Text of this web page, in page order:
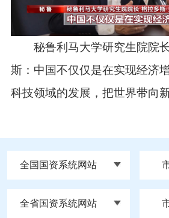
秘鲁利马大学研究生院院
斯：中国不仅仅是在实现经济
科技领域的发展，把世界带向
全国国资系统网站
全省国资系统网站